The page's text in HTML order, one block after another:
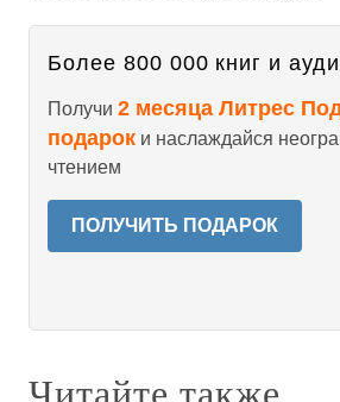
Более 800 000 книг и
Получи 2 месяца Литрес
подарок и наслаждайся
чтением
ПОЛУЧИТЬ ПОДАРОК